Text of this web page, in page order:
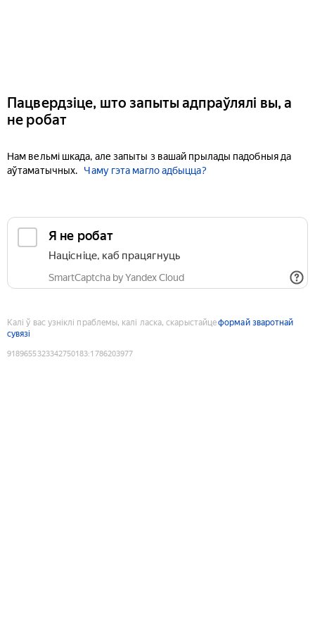
Пацвердзіце, што запыты адпраўлялі вы, а
не робат
Нам вельмі шкада, але запыты з вашай прылады падобныя да
аўтаматычных.
Чаму гэта магло адбыцца?
Я не робат
Націсніце, каб працягнуць
SmartCaptcha by Yandex Cloud
Калі ў вас узніклі праблемы, калі ласка, скарыстайцеформай зваротнай
сувязі
9189655323342750183:1786203977